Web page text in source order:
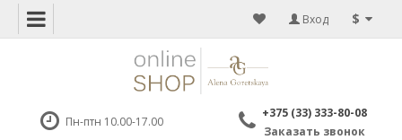
$
Вход
Пн-птн 10.00-17.00
+375 (33) 333-80-08
Заказать звонок